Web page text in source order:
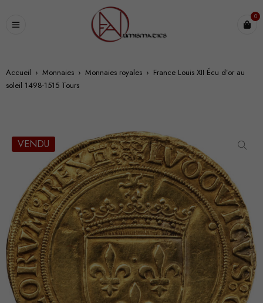
0
Accueil › Monnaies › Monnaies royales › France Louis XII Écu d’or au
soleil 1498-1515 Tours
VENDU